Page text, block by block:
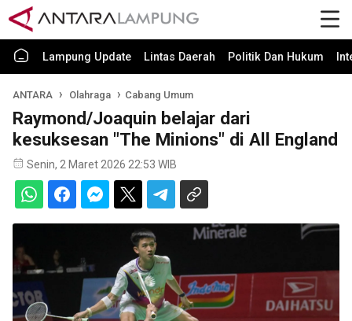
Lampung Update Lintas Daerah Politik Dan Hukum
ANTARA Olahraga Cabang Umum
Raymond/Joaquin belajar dari
kesuksesan "The Minions" di All England
Senin, 2 Maret 2026 22:53 WIB